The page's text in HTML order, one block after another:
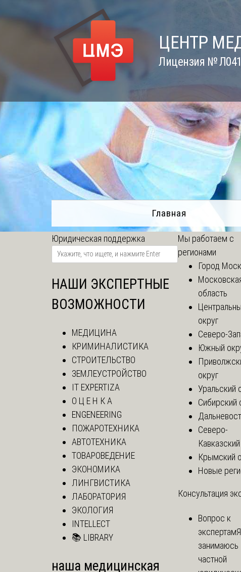
ЦЕНТР
Лицензия №
Главная
Юридическая поддержка
НАШИ ЭКСПЕРТНЫЕ
ВОЗМОЖНОСТИ
МЕДИЦИНА
КРИМИНАЛИСТИКА
СТРОИТЕЛЬСТВО
ЗЕМЛЕУСТРОЙСТВО
IT EXPERTIZA
О Ц Е Н К А
ENGENEERING
ПОЖАРОТЕХНИКА
АВТОТЕХНИКА
ТОВАРОВЕДЕНИЕ
ЭКОНОМИКА
ЛИНГВИСТИКА
ЛАБОРАТОРИЯ
ЭКОЛОГИЯ
INTELLECT
📚 LIBRARY
наша медицинская
Мы работаем с
регионами
Город
область
округ
Северо-
Южный
округ
Уральский
Сибирский
Северо-
Кавказский
Крымский
Новые
Консультация
Вопрос к
экспертамЯ
занимаюсь
частной